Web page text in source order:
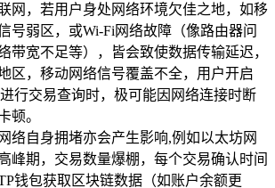
网，若用户身处网络环境欠佳之地，如移
号弱区，或Wi-Fi网络故障（像路由器问
带宽不足等），皆会致使数据传输延迟，
区，移动网络信号覆盖不全，用户开启
行交易查询时，极可能因网络连接时断
顿。
络自身拥堵亦会产生影响,例如以太坊网
峰期，交易数量爆棚，每个交易确认时间
钱包获取区块链数据（如账户余额更